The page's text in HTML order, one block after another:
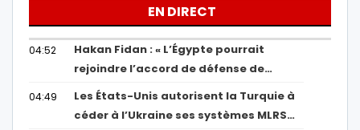
EN DIRECT
04:52
Hakan Fidan : « L’Égypte pourrait
rejoindre l’accord de défense de…
04:49
Les États-Unis autorisent la Turquie à
céder à l’Ukraine ses systèmes MLRS…